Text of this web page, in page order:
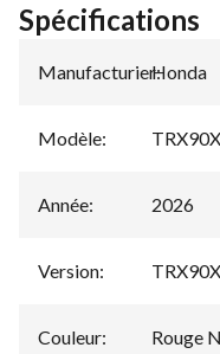
Spécifications
Manufacturier:
Honda
Modèle: TRX90X
Année: 2026
Version:
Couleur: Rouge